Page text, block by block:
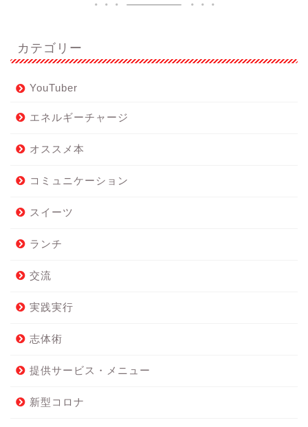
カテゴリー
YouTuber
エネルギーチャージ
オススメ本
コミュニケーション
スイーツ
ランチ
交流
実践実行
志体術
提供サービス・メニュー
新型コロナ